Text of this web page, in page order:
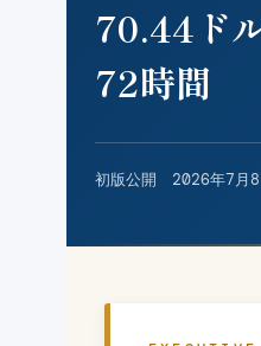
70.44ド
72時間
初版公開 2026年7月8